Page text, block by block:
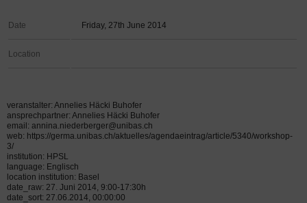
Date Friday, 27th June 2014
Location
veranstalter: Annelies Häcki Buhofer
ansprechpartner: Annelies Häcki Buhofer
email: annina.niederberger@unibas.ch
web: https://germa.unibas.ch/aktuelles/agendaeintrag/article/5340/workshop-
3/
institution: HPSL
language: Englisch
location institution: Basel
date_raw: 27. Juni 2014, 9:00-17:30h
date_sort: 27.06.2014, 00:00:00